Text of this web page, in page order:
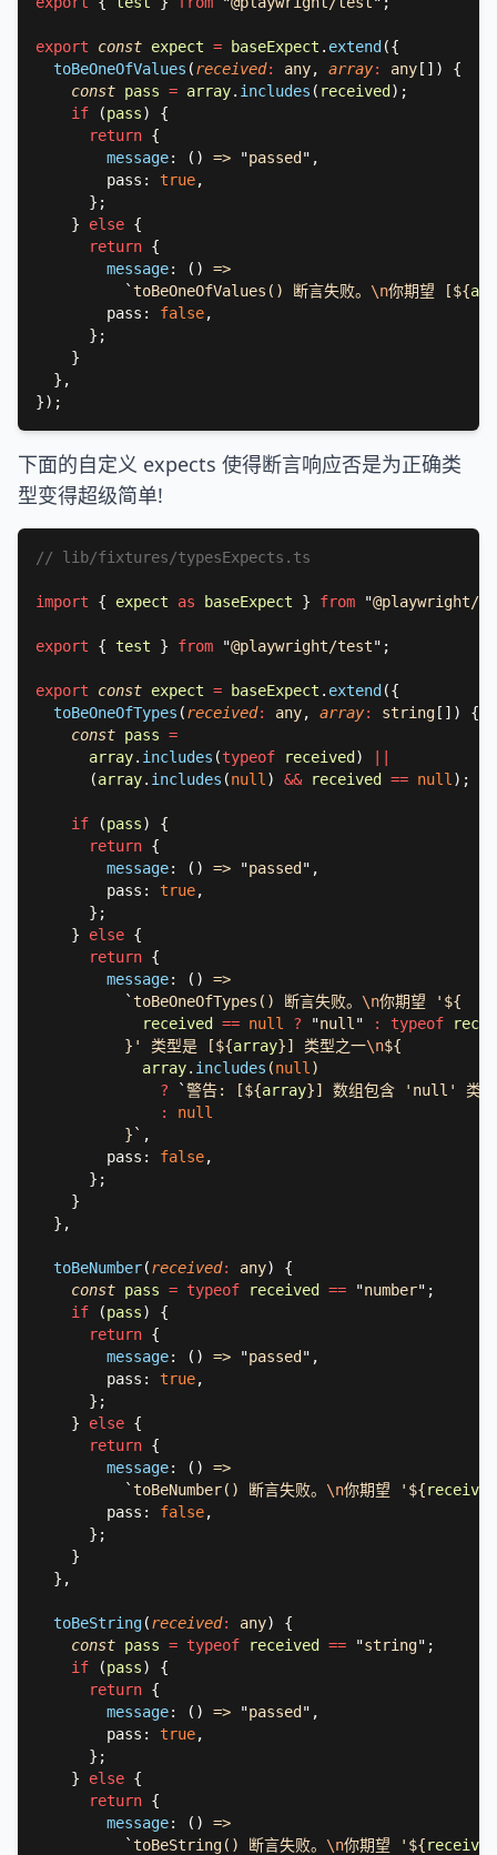
export const expect = baseExpect . extend
toBeOneOfValues (received: any, array: any [] )
const pass = array. includes ( received
if
(pass
return
message: () => "passed "
        pass:
true
    }
else
return
message: ()
`toBeOneOfValues() 断言失败。 \n你期望 [${
        pass:
false
下面的自定义 expects 使得断言响应否是为正确类
型变得超级简单!
import { expect as baseExpect } from "@playwright/
export { test } from "@playwright/test"
export const expect = baseExpect . extend
toBeOneOfTypes (received: any, array: string [] )
const pass
array. includes (typeof received )
      (
array. includes (null ) && received == null
if (pass
return
message: () => "passed "
        pass:
true
    }
else
return
message: ()
`toBeOneOfTypes() 断言失败。 \n
received == null ? "null "
: typeof
          }' 类型是 [${
array}] 类型之一\n
array. includes (null
?
`警告: [${array}] 数组包含 'null' 类型,
:
          }
`
        pass:
false
toBeNumber(received: any)
const pass = typeof received == "number"
if
(pass
return
message: () => "passed "
        pass:
true
    }
else
return
message: ()
`toBeNumber() 断言失败。 \n你期望 '${received
        pass:
false
toBeString(received: any)
const pass = typeof received == "string"
if
(pass
return
message: () => "passed "
        pass:
true
    }
else
return
message: ()
`toBeString() 断言失败。 \n你期望 '${received